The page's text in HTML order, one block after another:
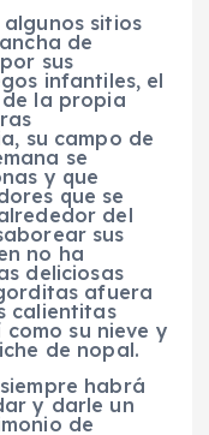
sitios
de
sus
infantiles, el
la propia
su campo de
se
y que
que se
del
sus
no ha
deliciosas
afuera
calientitas
su nieve y
de nopal.
habrá
y darle un
de